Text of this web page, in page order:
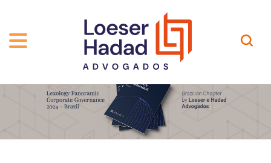
QUEM SOMOS
INCLUSÃO E DIVERSIDADE
PROFISSIONAIS
Contato